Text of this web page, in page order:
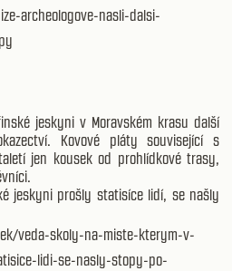
archeologove-nasli-dalsi-
jeskyni v Moravském krasu další
Kovové pláty související s
jen kousek od prohlídkové trasy,
jeskyni prošly statisíce lidí, se našly
veda-skoly-na-miste-kterym-v-
lidi-se-nasly-stopy-po-